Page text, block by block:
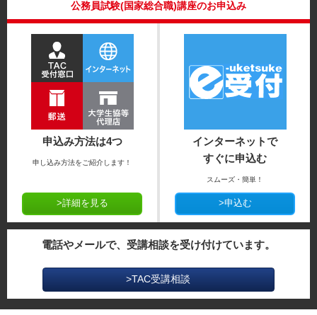
公務員試験(国家総合職)講座のお申込み
申込み方法は4つ
申し込み方法をご紹介します！
>詳細を見る
インターネットで
すぐに申込む
スムーズ・簡単！
>申込む
電話やメールで、受講相談を受け付けています。
>TAC受講相談